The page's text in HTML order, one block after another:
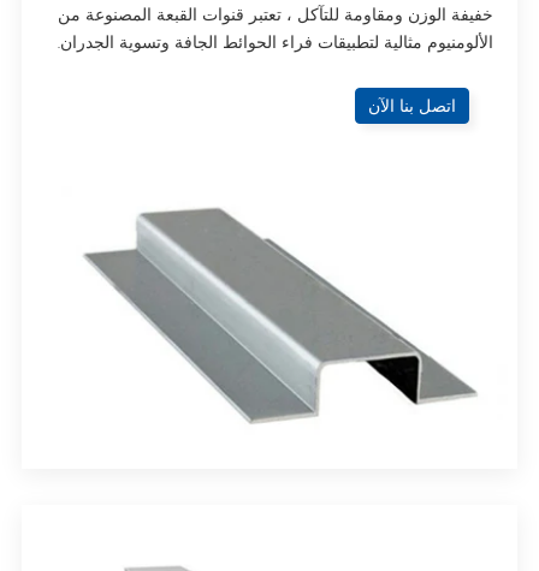
خفيفة الوزن ومقاومة للتآكل ، تعتبر قنوات القبعة المصنوعة من
الألومنيوم مثالية لتطبيقات فراء الحوائط الجافة وتسوية الجدران.
اتصل بنا الآن